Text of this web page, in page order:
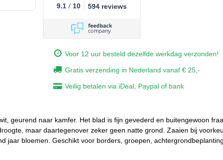
9.1 / 10 594 reviews
Voor 12 uur besteld dezelfde werkdag verzonden!
Gratis verzending in Nederland vanaf € 25,-
Veilig betalen via iDeal, Paypal of bank
geurend naar kamfer. Het blad is fijn gevederd en buitengewoon
maar daartegenover zeker geen natte grond. Zaaien bij
jaar bloemen. Geschikt voor borders, groepen,